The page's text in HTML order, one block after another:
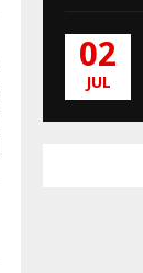
02
JUL